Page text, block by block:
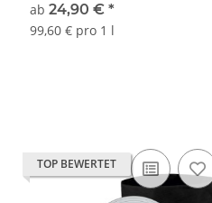
ab 24,90 € *
99,60 € pro 1 l
TOP BEWERTET